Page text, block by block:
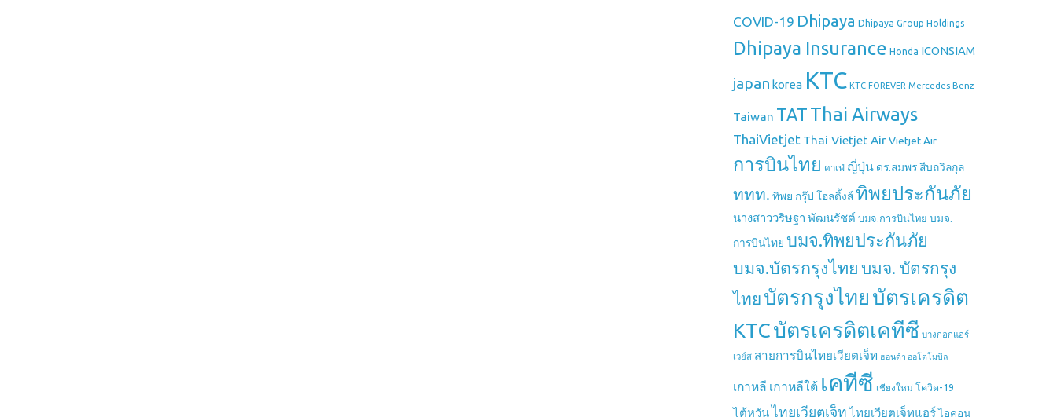
COVID-19 Dhipaya Dhipaya Group Holdings
Dhipaya Insurance Honda ICONSIAM
japan korea KTC KTC FOREVER Mercedes-Benz
Taiwan TAT Thai Airways
ThaiVietjet Thai Vietjet AirVietjet Air
การบินไทย คาเฟ่ ญี่ปุ่น ดร.สมพร สืบถวิลกุล
ททท. ทิพย กรุ๊ป โฮลดิ้งส์ทิพยประกันภัย
นางสาววริษฐา พัฒนรัชต์ บมจ.การบินไทย บมจ.
การบินไทย บมจ.ทิพยประกันภัย
บมจ.บัตรกรุงไทย บมจ. บัตรกรุง
ไทย บัตรกรุงไทย บัตรเครดิต
KTCบัตรเครดิตเคทีซี บางกอกแอร์
เวย์ส สายการบินไทยเวียตเจ็ท ฮอนด้า ออโตโมบิล
เกาหลี เกาหลีใต้ เคทีซี เชียงใหม่ โควิด-19
ไต้หวันไทยเวียตเจ็ท ไทยเวียตเจ็ทแอร์ไอคอน